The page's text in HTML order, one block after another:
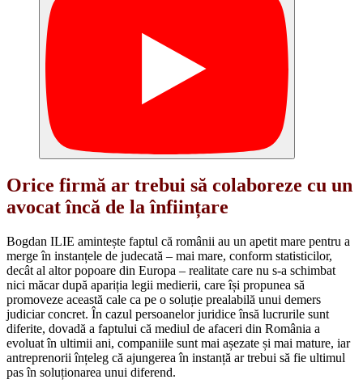
Orice firmă ar trebui să colaboreze cu un
avocat încă de la înființare
Bogdan ILIE amintește faptul că românii au un apetit mare pentru a
merge în instanțele de judecată – mai mare, conform statisticilor,
decât al altor popoare din Europa – realitate care nu s-a schimbat
nici măcar după apariția legii medierii, care își propunea să
promoveze această cale ca pe o soluție prealabilă unui demers
judiciar concret. În cazul persoanelor juridice însă lucrurile sunt
diferite, dovadă a faptului că mediul de afaceri din România a
evoluat în ultimii ani, companiile sunt mai așezate și mai mature, iar
antreprenorii înțeleg că ajungerea în instanță ar trebui să fie ultimul
pas în soluționarea unui diferend.